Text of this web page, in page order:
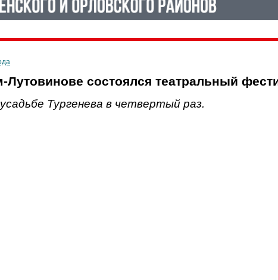
Лутовинове состоялся театральный
Тургенева в четвертый раз.